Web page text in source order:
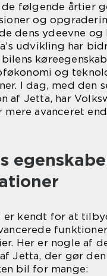
følgende årtier
og
dens ydeevne
udvikling har
og
I dag, med den
af Jetta, har
mere avanceret
er kendt for at
Her er nogle af
Jetta, der gør
bil for mange: